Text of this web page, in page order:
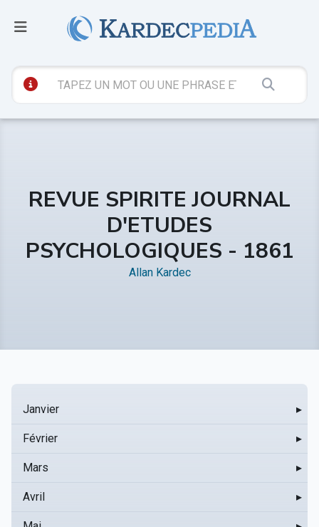
REVUE SPIRITE JOURNAL
D'ETUDES
PSYCHOLOGIQUES - 1861
Allan Kardec
Janvier ▸
Février ▸
Mars ▸
Avril ▸